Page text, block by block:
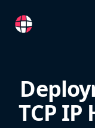
RemoteFR
TCP IP